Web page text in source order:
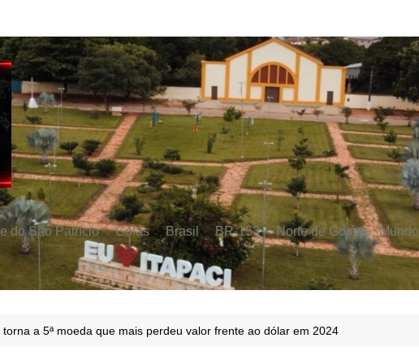
do São Patrício Goiás Brasil BR-153 Norte de Goiás Mundo
torna a 5ª moeda que mais perdeu valor frente ao dólar em 2024